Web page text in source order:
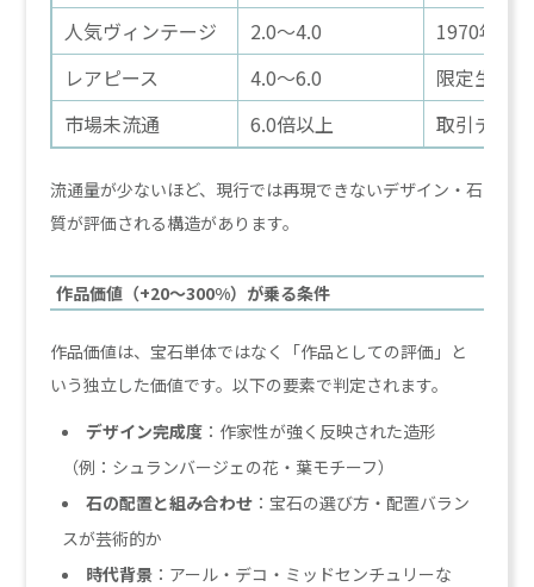
人気ヴィンテージ
2.0〜4.0
1970年代
レアピース
4.0〜6.0
限定生産
市場未流通
6.0倍以上 取引デー
流通量が少ないほど、現行では再現できないデザイン・石
質が評価される構造があります。
作品価値（+20〜300%）が乗る条件
作品価値は、宝石単体ではなく「作品としての評価」と
いう独立した価値です。以下の要素で判定されます。
デザイン完成度 ：作家性が強く反映された造形
（例：シュランバージェの花・葉モチーフ）
石の配置と組み合わせ ：宝石の選び方・配置バラン
スが芸術的か
時代背景 ：アール・デコ・ミッドセンチュリーな